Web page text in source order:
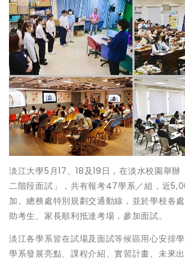
淡江大學5月17、18及19日，在淡水校園舉
二階段面試」，共有報考47學系／組，近
加。總務處特別規劃交通動線，並於學校各
助考生、家長順利抵達考場，參加面試。
淡江各學系皆在試場及面試等候區用心安排
學系發展亮點、課程介紹、實習計畫、未來